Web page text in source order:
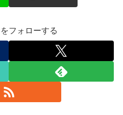
フォローする